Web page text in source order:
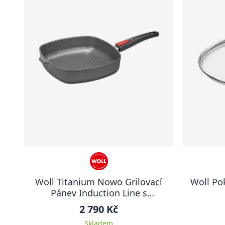
Woll Titanium Nowo Grilovací
Pánev Induction Line s
odnímatelnou rukojetí 28 x 28 cm
vysoká
2 790 Kč
Woll